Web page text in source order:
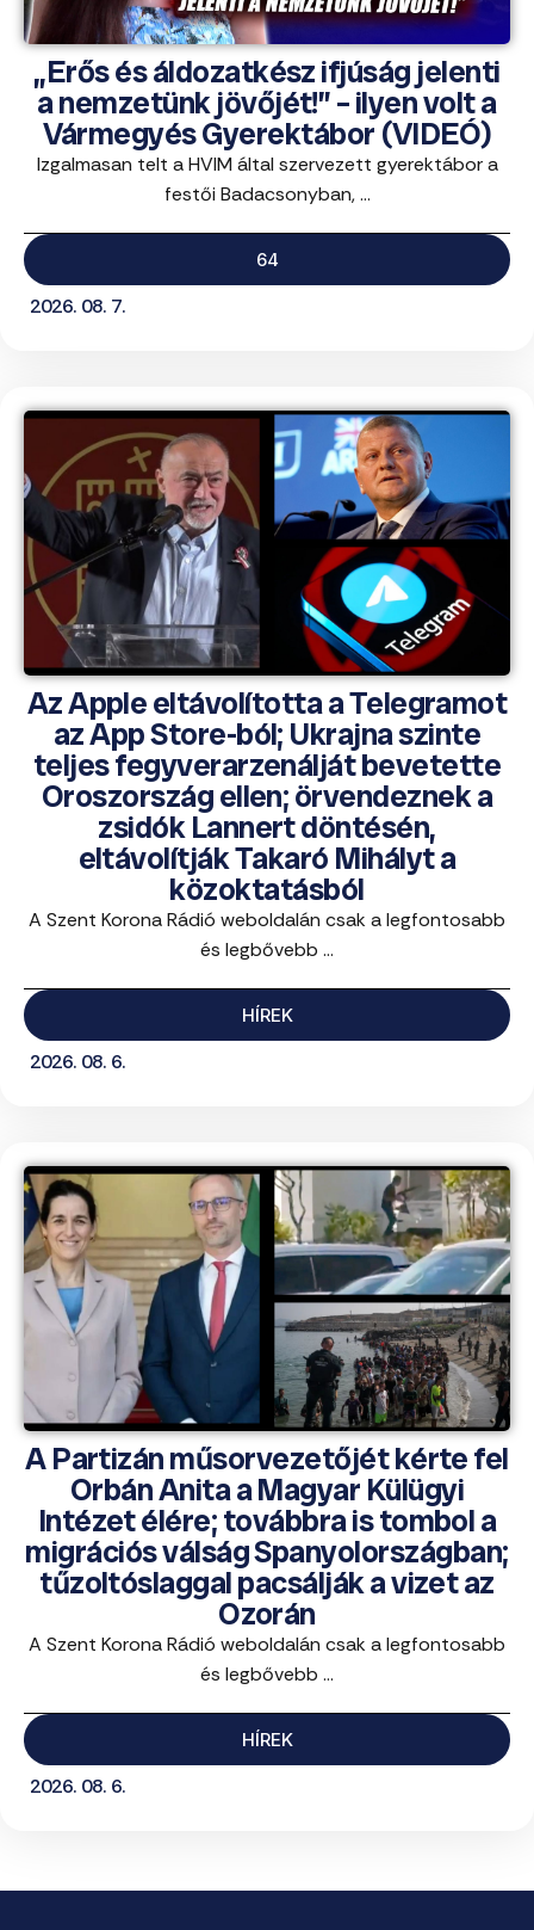
„Erős és áldozatkész ifjúság jelenti
a nemzetünk jövőjét!” – ilyen volt a
Vármegyés Gyerektábor (VIDEÓ)
Izgalmasan telt a HVIM által szervezett gyerektábor a
festői Badacsonyban, ...
64
2026. 08. 7.
Az Apple eltávolította a Telegramot
az App Store-ból; Ukrajna szinte
teljes fegyverarzenálját bevetette
Oroszország ellen; örvendeznek a
zsidók Lannert döntésén,
eltávolítják Takaró Mihályt a
közoktatásból
A Szent Korona Rádió weboldalán csak a legfontosabb
és legbővebb ...
HÍREK
2026. 08. 6.
A Partizán műsorvezetőjét kérte fel
Orbán Anita a Magyar Külügyi
Intézet élére; továbbra is tombol a
migrációs válság Spanyolországban;
tűzoltóslaggal pacsálják a vizet az
Ozorán
A Szent Korona Rádió weboldalán csak a legfontosabb
és legbővebb ...
HÍREK
2026. 08. 6.